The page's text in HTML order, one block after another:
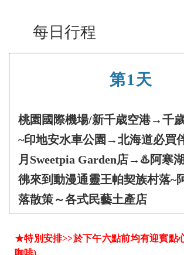
每日行程
第1天
桃園國際機場/新千歳空港→千
~印地安水車公園→北海道必買
月Sweetpia Garden店→♨️阿寒
彿來到動漫通靈王帕契族村落~
落散策～各式民藝土產店
★特別安排>>於下午六點前均有迎賓點
咖啡)。